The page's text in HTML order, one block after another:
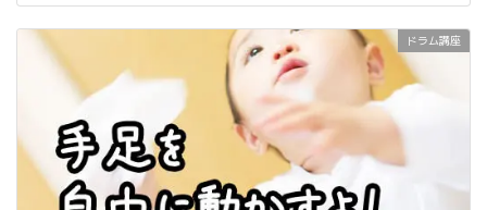
ドラム講座